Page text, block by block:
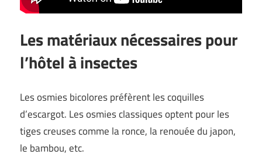
Les matériaux nécessaires pour
l’hôtel à insectes
Les osmies bicolores préfèrent les coquilles
d’escargot. Les osmies classiques optent pour les
tiges creuses comme la ronce, la renouée du japon,
le bambou, etc.